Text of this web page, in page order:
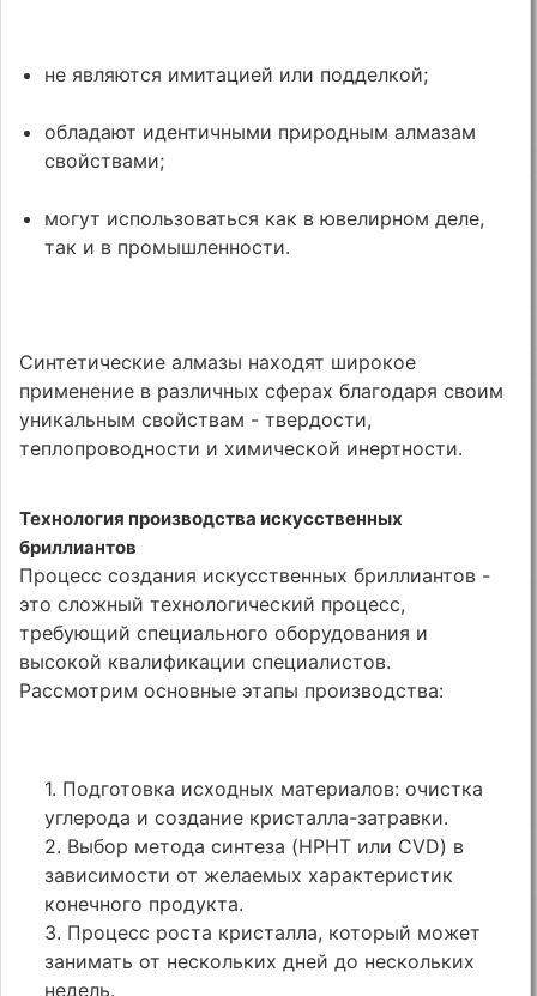
не являются имитацией или подделкой;
обладают идентичными природным алмазам
свойствами;
могут использоваться как в ювелирном деле,
так и в промышленности.
Синтетические алмазы находят широкое
применение в различных сферах благодаря своим
уникальным свойствам - твердости,
теплопроводности и химической инертности.
Технология производства искусственных
бриллиантов
Процесс создания искусственных бриллиантов -
это сложный технологический процесс,
требующий специального оборудования и
высокой квалификации специалистов.
Рассмотрим основные этапы производства:
1. Подготовка исходных материалов: очистка
углерода и создание кристалла-затравки.
2. Выбор метода синтеза (HPHT или CVD) в
зависимости от желаемых характеристик
конечного продукта.
3. Процесс роста кристалла, который может
занимать от нескольких дней до нескольких
недель.